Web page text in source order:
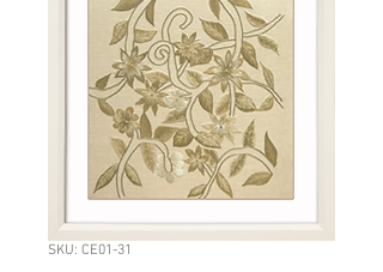
SKU: CE01-31